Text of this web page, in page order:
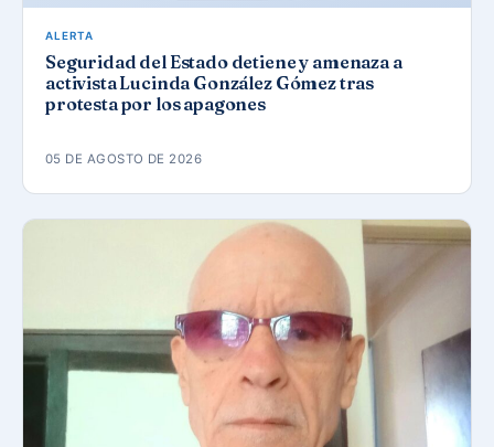
ALERTA
Seguridad del Estado detiene y amenaza a
activista Lucinda González Gómez tras
protesta por los apagones
05 DE AGOSTO DE 2026